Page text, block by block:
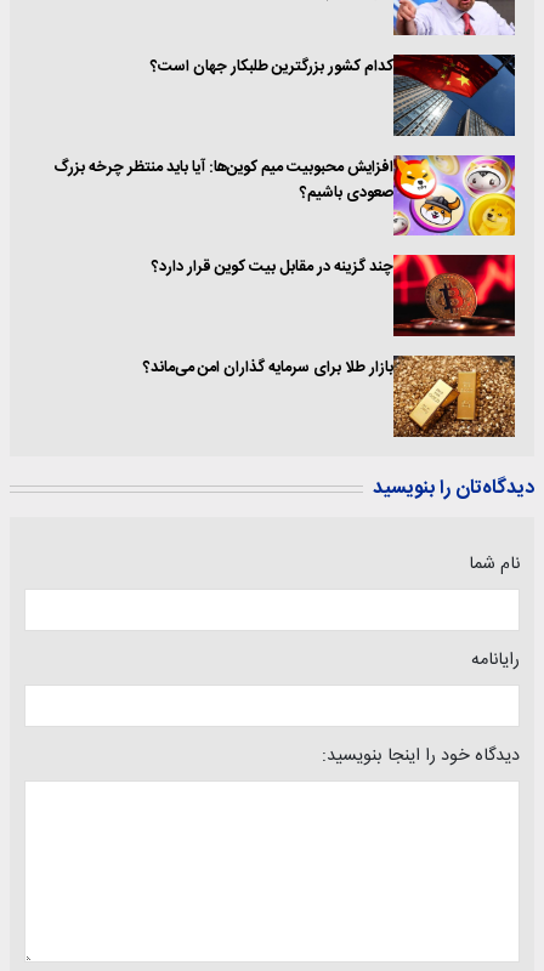
کدام کشور بزرگترین طلبکار جهان است؟
افزایش محبوبیت میم کوین‌ها: آیا باید منتظر چرخه بزرگ
صعودی باشیم؟
چند گزینه در مقابل بیت کوین قرار دارد؟
بازار طلا برای سرمایه گذاران امن می‌ماند؟
دیدگاه‌تان را بنویسید
نام شما
رایانامه
دیدگاه خود را اینجا بنویسید: